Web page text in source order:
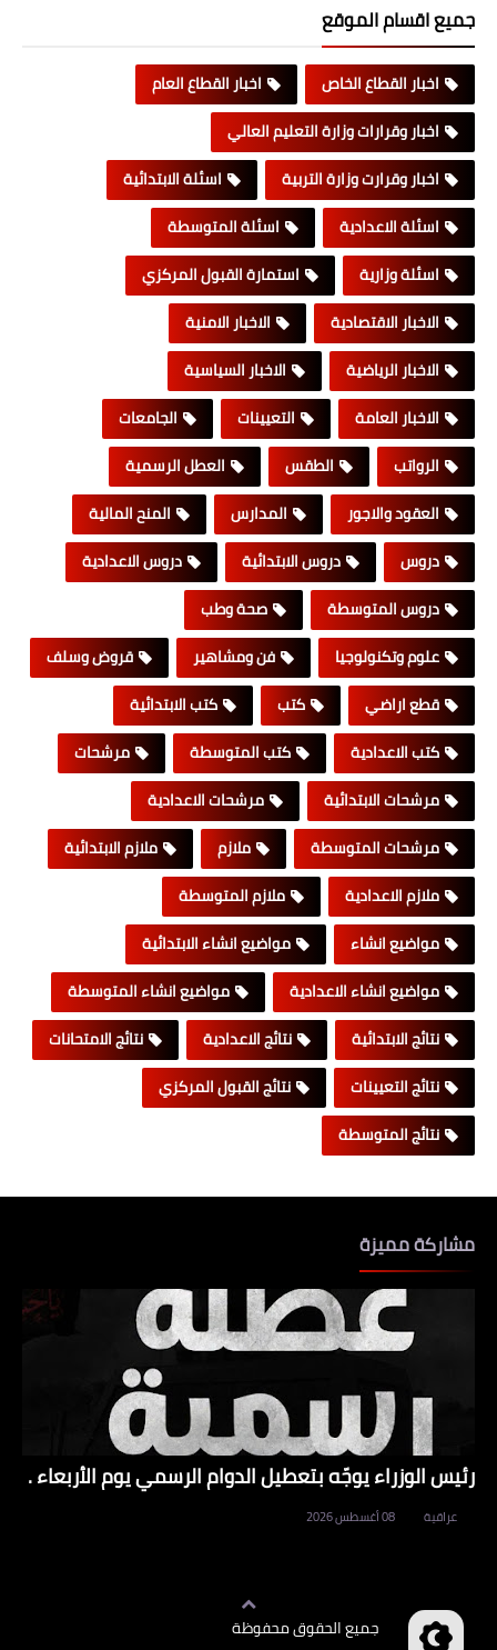
جميع اقسام الموقع
اخبار القطاع الخاص
اخبار القطاع العام
اخبار وقرارات وزارة التعليم العالي
اخبار وقرارت وزارة التربية
اسئلة الابتدائية
اسئلة الاعدادية
اسئلة المتوسطة
اسئلة وزارية
استمارة القبول المركزي
الاخبار الاقتصادية
الاخبار الامنية
الاخبار الرياضية
الاخبار السياسية
الاخبار العامة
التعيينات
الجامعات
الرواتب
الطقس
العطل الرسمية
العقود والاجور
المدارس
المنح المالية
دروس
دروس الابتدائية
دروس الاعدادية
دروس المتوسطة
صحة وطب
علوم وتكنولوجيا
فن ومشاهير
قروض وسلف
قطع اراضي
كتب
كتب الابتدائية
كتب الاعدادية
كتب المتوسطة
مرشحات
مرشحات الابتدائية
مرشحات الاعدادية
مرشحات المتوسطة
ملازم
ملازم الابتدائية
ملازم الاعدادية
ملازم المتوسطة
مواضيع انشاء
مواضيع انشاء الابتدائية
مواضيع انشاء الاعدادية
مواضيع انشاء المتوسطة
نتائج الابتدائية
نتائج الاعدادية
نتائج الامتحانات
نتائج التعيينات
نتائج القبول المركزي
نتائج المتوسطة
مشاركة مميزة
رئيس الوزراء يوجّه بتعطيل الدوام الرسمي يوم الأربعاء .
عراقية 08 أغسطس 2026
جميع الحقوق محفوظة